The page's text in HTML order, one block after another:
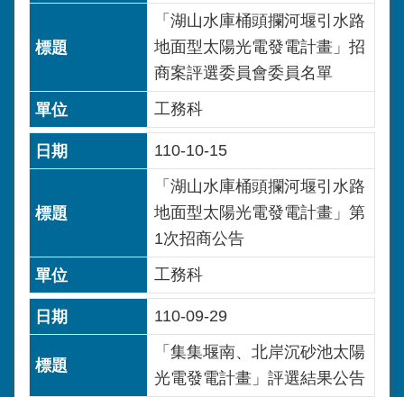
「湖山水庫桶頭攔河堰引水路
地面型太陽光電發電計畫」招
商案評選委員會委員名單
工務科
110-10-15
「湖山水庫桶頭攔河堰引水路
地面型太陽光電發電計畫」第
1次招商公告
工務科
110-09-29
「集集堰南、北岸沉砂池太陽
光電發電計畫」評選結果公告